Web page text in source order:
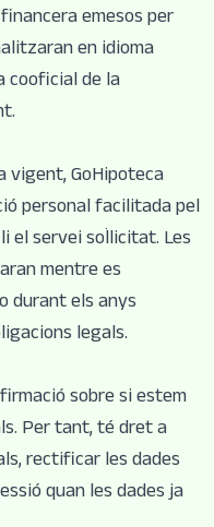
emesos per
en idioma
cooficial de la
vigent, GoHipoteca
personal facilitada pel
servei sol·licitat. Les
mentre es
durant els anys
legals.
sobre si estem
Per tant, té dret a
rectificar les dades
quan les dades ja